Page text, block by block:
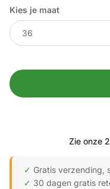
Kies je maat
36
Zie onze
✓ Gratis verzending,
✓ 30 dagen gratis